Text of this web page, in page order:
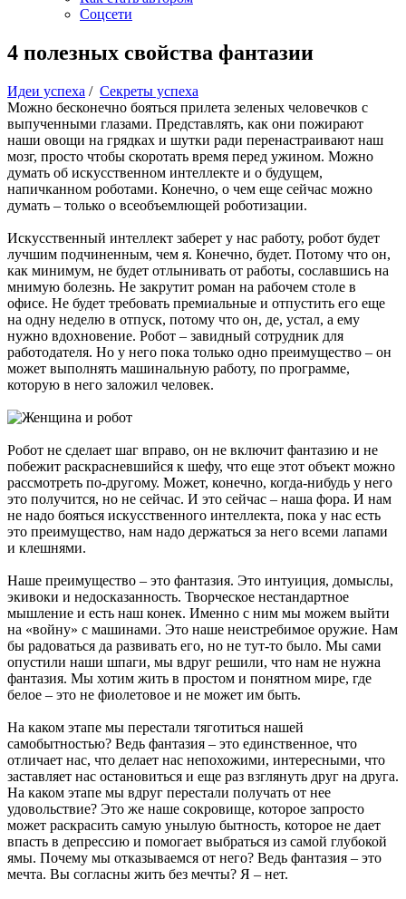
Соцсети
4 полезных свойства фантазии
Идеи успеха / Секреты успеха
Можно бесконечно бояться прилета зеленых человечков с
выпученными глазами. Представлять, как они пожирают
наши овощи на грядках и шутки ради перенастраивают наш
мозг, просто чтобы скоротать время перед ужином. Можно
думать об искусственном интеллекте и о будущем,
напичканном роботами. Конечно, о чем еще сейчас можно
думать – только о всеобъемлющей роботизации.
Искусственный интеллект заберет у нас работу, робот будет
лучшим подчиненным, чем я. Конечно, будет. Потому что он,
как минимум, не будет отлынивать от работы, сославшись на
мнимую болезнь. Не закрутит роман на рабочем столе в
офисе. Не будет требовать премиальные и отпустить его еще
на одну неделю в отпуск, потому что он, де, устал, а ему
нужно вдохновение. Робот – завидный сотрудник для
работодателя. Но у него пока только одно преимущество – он
может выполнять машинальную работу, по программе,
которую в него заложил человек.
Робот не сделает шаг вправо, он не включит фантазию и не
побежит раскрасневшийся к шефу, что еще этот объект можно
рассмотреть по-другому. Может, конечно, когда-нибудь у него
это получится, но не сейчас. И это сейчас – наша фора. И нам
не надо бояться искусственного интеллекта, пока у нас есть
это преимущество, нам надо держаться за него всеми лапами
и клешнями.
Наше преимущество – это фантазия. Это интуиция, домыслы,
экивоки и недосказанность. Творческое нестандартное
мышление и есть наш конек. Именно с ним мы можем выйти
на «войну» с машинами. Это наше неистребимое оружие. Нам
бы радоваться да развивать его, но не тут-то было. Мы сами
опустили наши шпаги, мы вдруг решили, что нам не нужна
фантазия. Мы хотим жить в простом и понятном мире, где
белое – это не фиолетовое и не может им быть.
На каком этапе мы перестали тяготиться нашей
самобытностью? Ведь фантазия – это единственное, что
отличает нас, что делает нас непохожими, интересными, что
заставляет нас остановиться и еще раз взглянуть друг на друга.
На каком этапе мы вдруг перестали получать от нее
удовольствие? Это же наше сокровище, которое запросто
может раскрасить самую унылую бытность, которое не дает
впасть в депрессию и помогает выбраться из самой глубокой
ямы. Почему мы отказываемся от него? Ведь фантазия – это
мечта. Вы согласны жить без мечты? Я – нет.